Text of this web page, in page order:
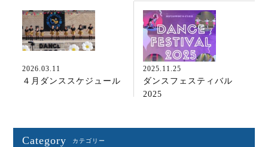
2026.03.11
４月ダンススケジュール
2025.11.25
ダンスフェスティバル
2025
Category カテゴリー